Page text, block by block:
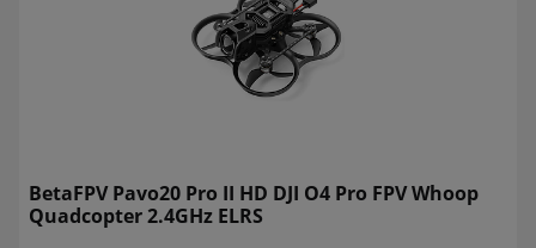
BetaFPV Pavo20 Pro II HD DJI O4 Pro FPV Whoop
Quadcopter 2.4GHz ELRS